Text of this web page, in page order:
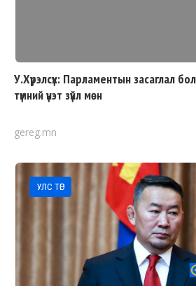
У.Хүрэлсүх: Парламентын засаглал
түмний үнэт зүйл мөн
gereg.mn
УЛС ТӨР